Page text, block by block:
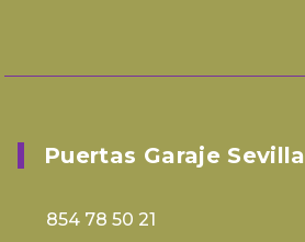
Puertas Garaje Sevilla
854 78 50 21